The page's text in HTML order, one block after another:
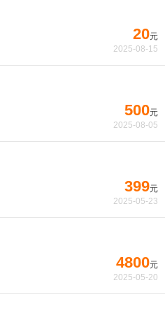
20元
2025-08-15
500元
2025-08-05
399元
2025-05-23
4800元
2025-05-20